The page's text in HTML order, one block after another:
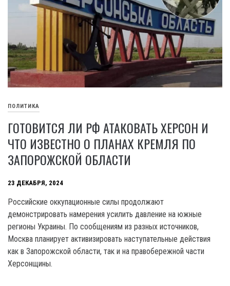
ПОЛИТИКА
ГОТОВИТСЯ ЛИ РФ АТАКОВАТЬ ХЕРСОН И
ЧТО ИЗВЕСТНО О ПЛАНАХ КРЕМЛЯ ПО
ЗАПОРОЖСКОЙ ОБЛАСТИ
23 ДЕКАБРЯ, 2024
Российские оккупационные силы продолжают
демонстрировать намерения усилить давление на южные
регионы Украины. По сообщениям из разных источников,
Москва планирует активизировать наступательные действия
как в Запорожской области, так и на правобережной части
Херсонщины.